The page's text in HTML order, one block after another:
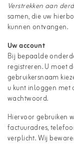
Verstrekken aan
samen, die uw
kunnen ontvangen.
Uw account
Bij bepaalde
registreren. U moet
gebruikersnaam
u kunt inloggen met
wachtwoord.
Hiervoor gebruiken
factuuradres,
verplicht. Wij